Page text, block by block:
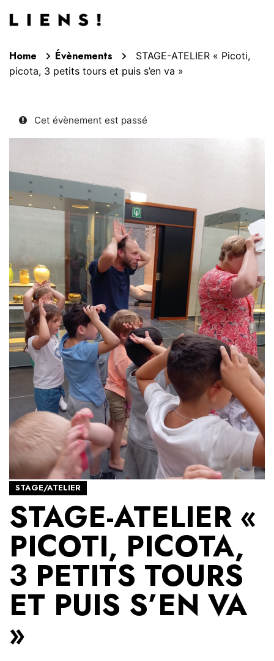
Home Évènements
STAGE-ATELIER « Picoti,
picota, 3 petits tours et puis s’en va »
Cet évènement est passé
STAGE/ATELIER
STAGE-ATELIER «
PICOTI, PICOTA,
3 PETITS TOURS
ET PUIS S’EN VA
»